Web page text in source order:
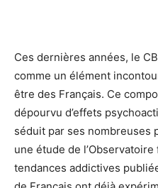
Ces dernières années, le
comme un élément
être des Français. Ce
dépourvu d’effets
séduit par ses nombreuses
une étude de
tendances addictives